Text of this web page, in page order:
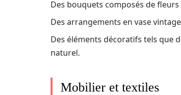
Des bouquets composés de
Des arrangements en vase
Des éléments décoratifs tels que
naturel.
Mobilier et textiles